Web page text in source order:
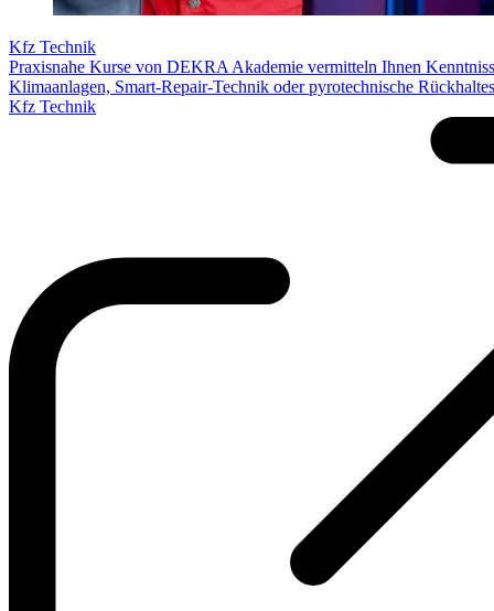
Kfz Technik
Praxisnahe Kurse von DEKRA Akademie vermitteln Ihnen
Klimaanlagen, Smart-Repair-Technik oder pyrotechnische
Kfz Technik